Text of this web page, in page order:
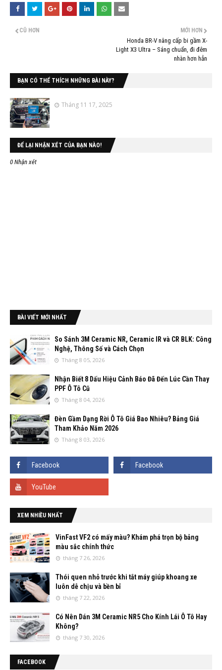
MỚI HƠN
Honda BR-V nâng cấp bi gầm X-
Light X3 Ultra – Sáng chuẩn, đi đêm
nhàn hơn hẳn
CŨ HƠN
BẠN CÓ THỂ THÍCH NHỮNG BÀI NÀY?
Tháng 11 17, 2025
ĐỂ LẠI NHẬN XÉT CỦA BẠN NÀO!
0 Nhận xét
BÀI VIẾT MỚI NHẤT
So Sánh 3M Ceramic NR, Ceramic IR và CR BLK: Công
Nghệ, Thông Số và Cách Chọn
Tháng 8 05, 2026
Nhận Biết 8 Dấu Hiệu Cảnh Báo Đã Đến Lúc Cần Thay
PPF Ô Tô Cũ
Tháng 8 04, 2026
Đèn Gầm Dạng Rời Ô Tô Giá Bao Nhiêu? Bảng Giá
Tham Khảo Năm 2026
Tháng 8 03, 2026
XEM NHIỀU NHẤT
VinFast VF2 có mấy màu? Khám phá trọn bộ bảng
màu sắc chính thức
tháng 7 26, 2026
Thói quen nhỏ trước khi tắt máy giúp khoang xe
luôn dễ chịu và bền bỉ
tháng 7 22, 2026
Có Nên Dán 3M Ceramic NR5 Cho Kính Lái Ô Tô Hay
Không?
tháng 7 30, 2026
FACEBOOK